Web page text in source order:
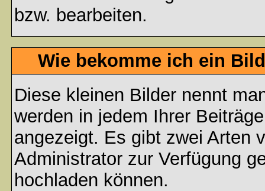
bzw. bearbeiten.
Wie bekomme ich ein
Diese kleinen Bilder nennt
werden in jedem Ihrer
angezeigt. Es gibt zwei Arten
Administrator zur Verfügung
hochladen können.